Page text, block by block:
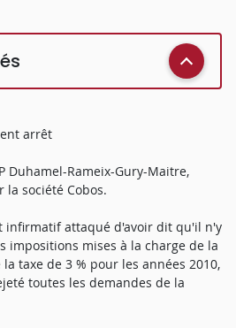
arrêt
Duhamel-Rameix-Gury-Maitre,
la société Cobos.
infirmatif attaqué d'avoir dit qu'il n'y
impositions mises à la charge de la
taxe de 3 % pour les années 2010,
toutes les demandes de la